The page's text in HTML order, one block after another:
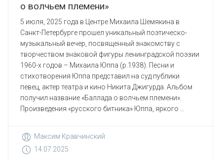
о волчьем племени»
5 июля, 2025 года в Центре Михаила Шемякина в
Санкт-Петербурге прошел уникальный поэтическо-
музыкальный вечер, посвященный знакомству с
творчеством знаковой фигуры ленинградской поэзии
1960-х годов – Михаила Юппа (р.1938). Песни и
стихотворения Юппа представил на суд публики
певец, актер театра и кино Никита Джигурда.​​​​​​ Альбом
получил название «Баллада о волчьем племени».
Произведения «русского битника» Юппа, яркого ...
Максим Кравчинский
14.07.2025